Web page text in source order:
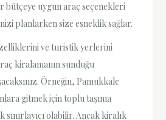
bütçeye uygun araç seçenekleri
planlarken size esneklik sağlar.
ve turistik yerlerini
kiralamanın sunduğu
Örneğin, Pamukkale
gitmek için toplu taşıma
sınırlayıcı olabilir. Ancak kiralık